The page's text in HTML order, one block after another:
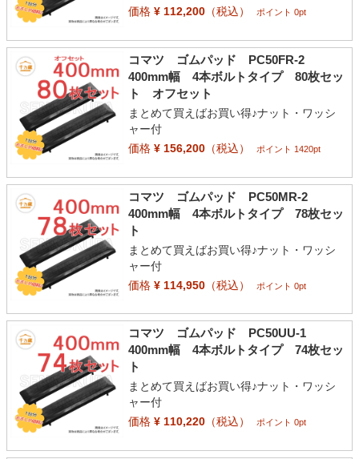
価格¥ 112,200（税込） ポイント 0pt
コマツ ゴムパッド PC50FR-2
400mm幅 4本ボルトタイプ 80枚セッ
ト オフセット
まとめて買えばお買い得♪ナット・ワッシ
ャー付
価格¥ 156,200（税込） ポイント 1420pt
コマツ ゴムパッド PC50MR-2
400mm幅 4本ボルトタイプ 78枚セッ
ト
まとめて買えばお買い得♪ナット・ワッシ
ャー付
価格¥ 114,950（税込） ポイント 0pt
コマツ ゴムパッド PC50UU-1
400mm幅 4本ボルトタイプ 74枚セッ
ト
まとめて買えばお買い得♪ナット・ワッシ
ャー付
価格¥ 110,220（税込） ポイント 0pt